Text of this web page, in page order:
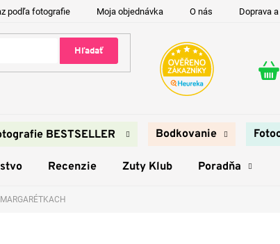
podľa fotografie Moja objednávka O nás Doprava
Hľadať
BESTSELLER Bodkovanie
Recenzie Zuty Klub Poradňa